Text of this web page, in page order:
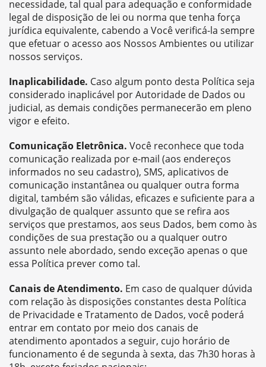
necessidade, tal qual para adequação e conformidade
legal de disposição de lei ou norma que tenha força
jurídica equivalente, cabendo a Você verificá-la sempre
que efetuar o acesso aos Nossos Ambientes ou utilizar
nossos serviços.
Inaplicabilidade. Caso algum ponto desta Política seja
considerado inaplicável por Autoridade de Dados ou
judicial, as demais condições permanecerão em pleno
vigor e efeito.
Comunicação Eletrônica. Você reconhece que toda
comunicação realizada por e-mail (aos endereços
informados no seu cadastro), SMS, aplicativos de
comunicação instantânea ou qualquer outra forma
digital, também são válidas, eficazes e suficiente para a
divulgação de qualquer assunto que se refira aos
serviços que prestamos, aos seus Dados, bem como às
condições de sua prestação ou a qualquer outro
assunto nele abordado, sendo exceção apenas o que
essa Política prever como tal.
Canais de Atendimento. Em caso de qualquer dúvida
com relação às disposições constantes desta Política
de Privacidade e Tratamento de Dados, você poderá
entrar em contato por meio dos canais de
atendimento apontados a seguir, cujo horário de
funcionamento é de segunda à sexta, das 7h30 horas à